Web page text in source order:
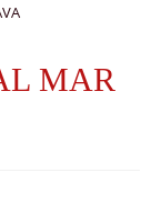
MAR